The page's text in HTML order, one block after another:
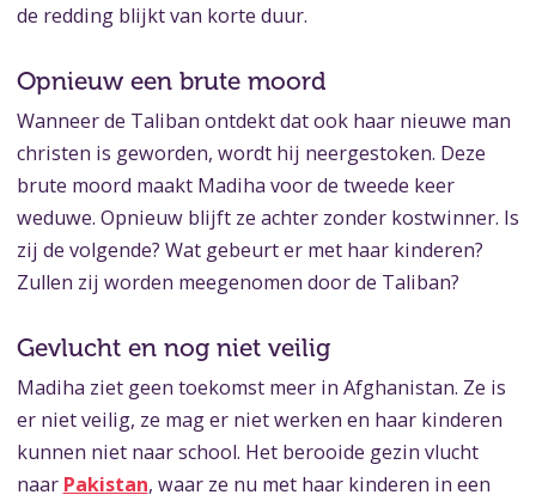
de redding blijkt van korte duur.
Opnieuw een brute moord
Wanneer de Taliban ontdekt dat ook haar nieuwe man
christen is geworden, wordt hij neergestoken. Deze
brute moord maakt Madiha voor de tweede keer
weduwe. Opnieuw blijft ze achter zonder kostwinner. Is
zij de volgende? Wat gebeurt er met haar kinderen?
Zullen zij worden meegenomen door de Taliban?
Gevlucht en nog niet veilig
Madiha ziet geen toekomst meer in Afghanistan. Ze is
er niet veilig, ze mag er niet werken en haar kinderen
kunnen niet naar school. Het berooide gezin vlucht
naar Pakistan, waar ze nu met haar kinderen in een